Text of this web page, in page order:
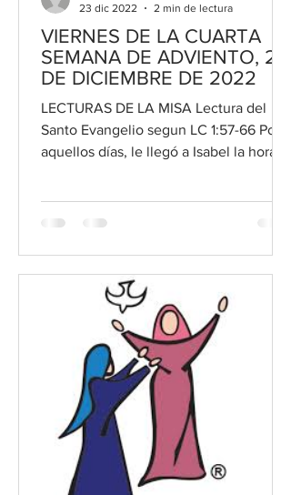
VIERNES DE LA CUARTA
SEMANA DE ADVIENTO, 23
DE DICIEMBRE DE 2022
LECTURAS DE LA MISA Lectura del
Santo Evangelio segun LC 1:57-66 Por
aquellos días, le llegó a Isabel la hora
23 dic 2022
2 min de lectura